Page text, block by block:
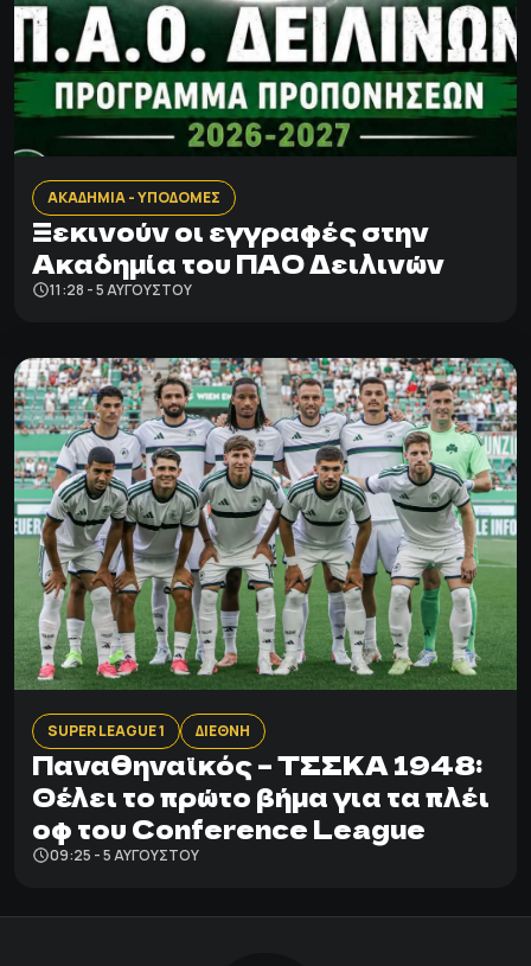
ΑΚΑΔΗΜΙΑ - ΥΠΟΔΟΜΕΣ
Ξεκινούν οι εγγραφές στην
Ακαδημία του ΠΑΟ Δειλινών
11:28 - 5 ΑΥΓΟΎΣΤΟΥ
SUPER LEAGUE 1 ΔΙΕΘΝΗ
Παναθηναϊκός – ΤΣΣΚΑ 1948:
Θέλει το πρώτο βήμα για τα πλέι
οφ του Conference League
09:25 - 5 ΑΥΓΟΎΣΤΟΥ